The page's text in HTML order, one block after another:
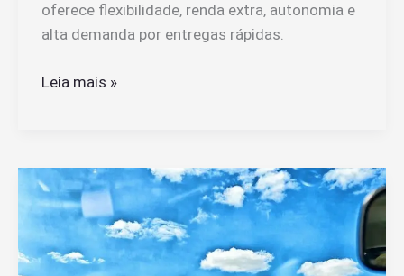
oferece flexibilidade, renda extra, autonomia e
alta demanda por entregas rápidas.
Vale
Entregador
de
Moto
no
Leia mais »